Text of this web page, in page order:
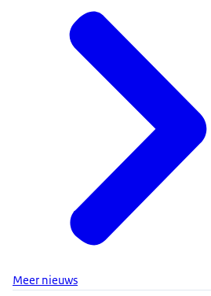
Meer nieuws